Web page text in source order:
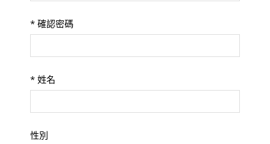
* 確認密碼
* 姓名
性別